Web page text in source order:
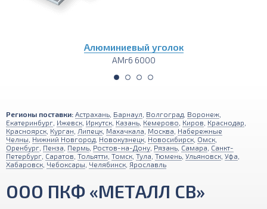
Алюминиевый уголок
АМг6 6000
Регионы поставки: Астрахань Барнаул Волгоград Воронеж
Екатеринбург Ижевск Иркутск Казань Кемерово Киров Краснодар
Красноярск Курган Липецк Махачкала Москва Набережные
Челны Нижний Новгород Новокузнецк Новосибирск Омск
Оренбург Пенза Пермь Ростов-на-Дону Рязань Самара Санкт-
Петербург Саратов Тольятти Томск Тула Тюмень Ульяновск Уфа
Хабаровск Чебоксары Челябинск Ярославль
ООО ПКФ «МЕТАЛЛ СВ»